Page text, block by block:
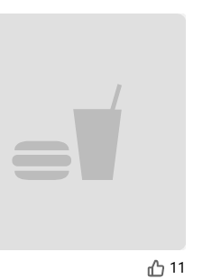
11